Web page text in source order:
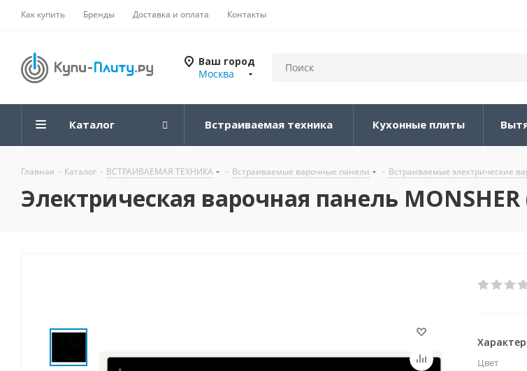
Как купить Бренды Доставка и оплата Контакты
Ваш город
Москва
Каталог Встраиваемая техника Кухонные плиты
Главная - Каталог - ВСТРАИВАЕМАЯ ТЕХНИКА - Встраиваемые варочные панели - Встраиваемые электрические
Электрическая варочная панель
Цвет